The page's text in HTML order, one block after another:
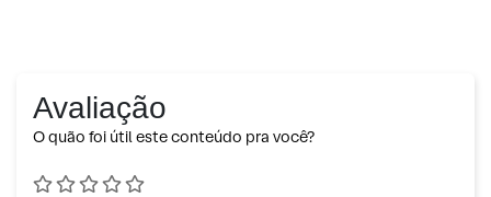
Avaliação
O quão foi útil este conteúdo pra você?